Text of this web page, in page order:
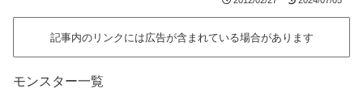
記事内のリンクには広告が含まれている場合があります
モンスター一覧